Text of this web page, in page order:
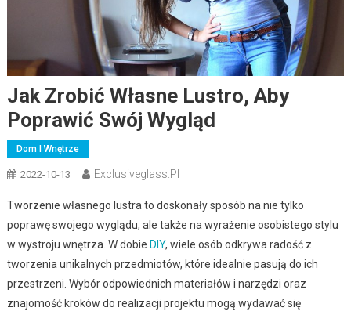
Jak Zrobić Własne Lustro, Aby
Poprawić Swój Wygląd
Dom I Wnętrze
2022-10-13 Exclusiveglass.pl
Tworzenie własnego lustra to doskonały sposób na nie tylko
poprawę swojego wyglądu, ale także na wyrażenie osobistego stylu
w wystroju wnętrza. W dobie DIY, wiele osób odkrywa radość z
tworzenia unikalnych przedmiotów, które idealnie pasują do ich
przestrzeni. Wybór odpowiednich materiałów i narzędzi oraz
znajomość kroków do realizacji projektu mogą wydawać się